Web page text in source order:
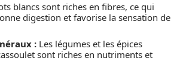
blancs sont riches en fibres, ce qui
digestion et favorise la sensation de
: Les légumes et les épices
sont riches en nutriments et